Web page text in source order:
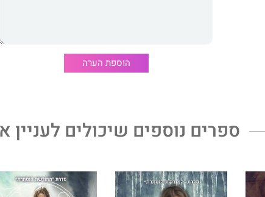
הוספת הערה
ספרים נוספים שיכולים לעניין